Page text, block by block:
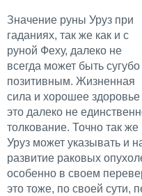
Значение руны Уруз при
гаданиях, так же как и с
руной Феху, далеко не
всегда может быть сугубо
позитивным. Жизненная
сила и хорошее
это далеко не
толкование. Точно так же
Уруз может указывать и
развитие раковых
особенно в своем
это тоже, по своей сути,